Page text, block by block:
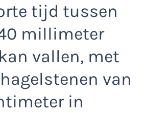
tijd tussen
millimeter
vallen, met
van
in